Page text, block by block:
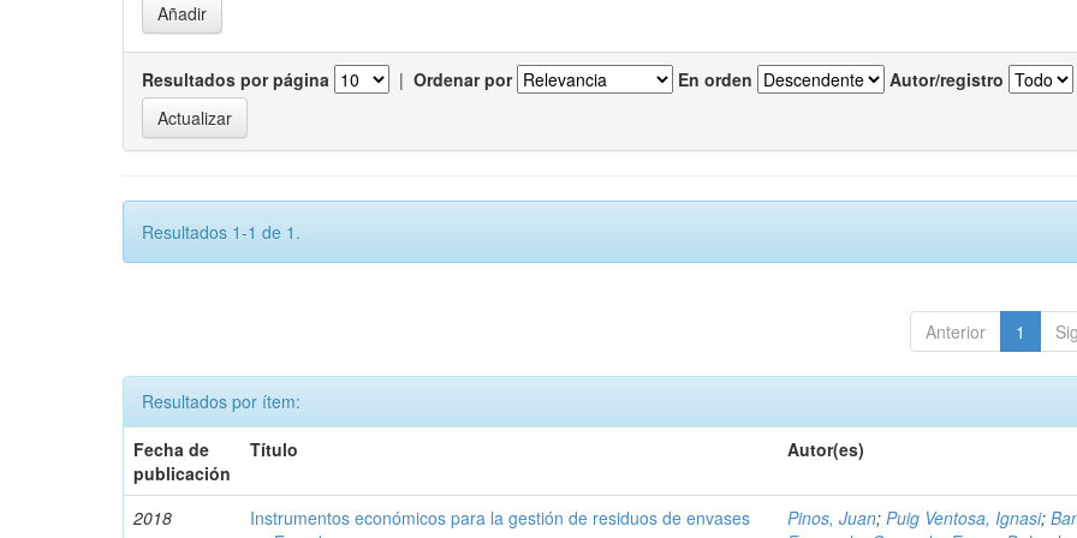
Resultados por página | Ordenar por En orden Autor/registro
Resultados 1-1 de 1.
Anterior 1
Resultados por ítem:
Fecha de
publicación
Título Autor(es)
2018
Instrumentos económicos para la gestión de residuos de envases
Pinos, Juan;Puig Ventosa, Ignasi;